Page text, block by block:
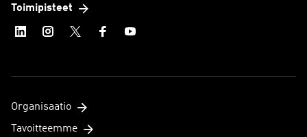
Toimipisteet
Organisaatio
Tavoitteemme